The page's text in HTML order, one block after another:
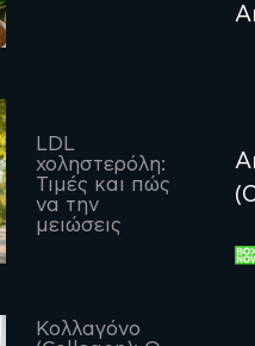
LDL
χοληστερόλη:
Τιμές και πώς
να την
μειώσεις
Κολλαγόνο